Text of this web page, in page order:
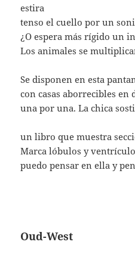
estira
tenso el cuello por un
¿O espera más rígido un
Los animales se
Se disponen en esta
con casas aborrecibles en
una por una. La chica
un libro que muestra
Marca lóbulos y
puedo pensar en ella y
Oud-West